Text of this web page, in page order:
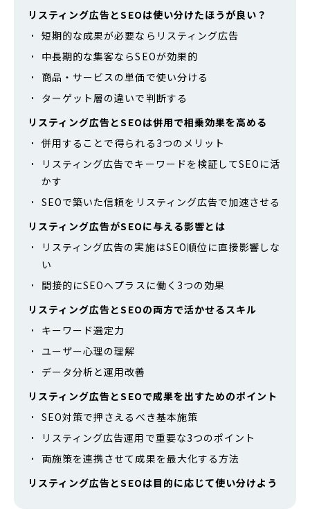
リスティング広告とSEOは使い分けたほうが良い？
短期的な成果が必要ならリスティング広告
中長期的な集客ならSEOが効果的
商品・サービスの単価で使い分ける
ターゲット層の違いで判断する
リスティング広告とSEOは併用で相乗効果を高める
併用することで得られる3つのメリット
リスティング広告でキーワードを検証してSEOに活
かす
SEOで築いた信頼をリスティング広告で加速させる
リスティング広告がSEOに与える影響とは
リスティング広告の実施はSEO順位に直接影響しな
い
間接的にSEOへプラスに働く3つの効果
リスティング広告とSEOの両方で活かせるスキル
キーワード選定力
ユーザー心理の理解
データ分析と運用改善
リスティング広告とSEOで成果を出すためのポイント
SEO対策で押さえるべき基本施策
リスティング広告運用で重要な3つのポイント
両施策を連携させて成果を最大化する方法
リスティング広告とSEOは目的に応じて使い分けよう